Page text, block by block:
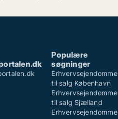
Populære
søgninger
Erhvervsejendomme
til salg København
Erhvervsejendomme
til salg Sjælland
Erhvervsejendomme